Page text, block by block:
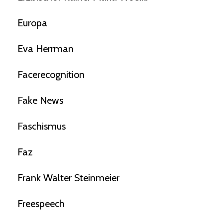
Europa
Eva Herrman
Facerecognition
Fake News
Faschismus
Faz
Frank Walter Steinmeier
Freespeech